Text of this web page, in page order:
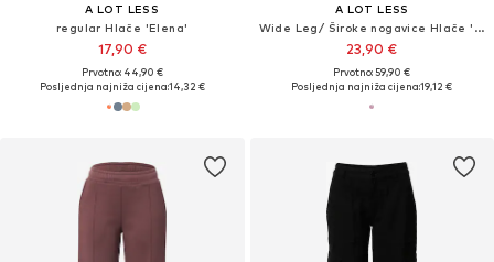
A LOT LESS
regular Hlače 'Elena'
17,90 €
Prvotno: 44,90 €
Posljednja najniža cijena:14,32 €
A LOT LESS
Wide Leg/ Široke nogavice Hlače 'Elsa'
23,90 €
Prvotno: 59,90 €
Posljednja najniža cijena:19,12 €